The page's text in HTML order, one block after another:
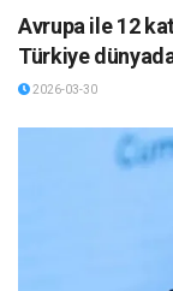
Avrupa ile 12
Türkiye
2026-03-30